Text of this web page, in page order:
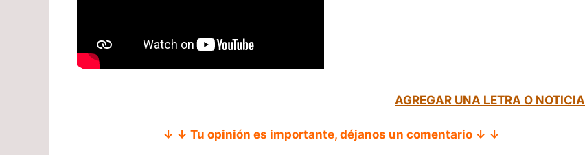
AGREGAR UNA LETRA O NOTICIA
↓ ↓ Tu opinión es importante, déjanos un comentario ↓ ↓